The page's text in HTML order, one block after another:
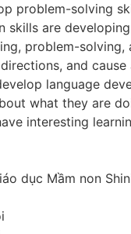
problem-solving
are
problem-
and cause
language
what they are
interesting
dục Mầm non